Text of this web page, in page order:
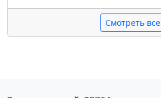
Смотреть все